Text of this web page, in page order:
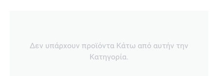
Δεν υπάρχουν προϊόντα Κάτω από αυτήν την
Κατηγορία.